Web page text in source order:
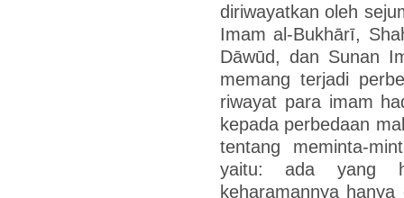
diriwayatkan oleh
Imam al-Bukhārī,
Dāwūd, dan Sunan
memang terjadi
riwayat para imam
kepada perbedaan
tentang meminta-
yaitu: ada yang
keharamannya